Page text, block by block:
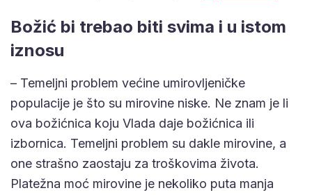
Božić bi trebao biti svima i u istom
iznosu
– Temeljni problem većine umirovljeničke
populacije je što su mirovine niske. Ne znam je li
ova božićnica koju Vlada daje božićnica ili
izbornica. Temeljni problem su dakle mirovine, a
one strašno zaostaju za troškovima života.
Platežna moć mirovine je nekoliko puta manja